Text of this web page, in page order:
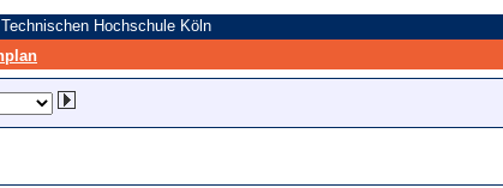
Hochschule Köln